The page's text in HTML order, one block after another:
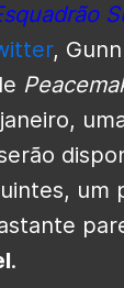
,
um
.